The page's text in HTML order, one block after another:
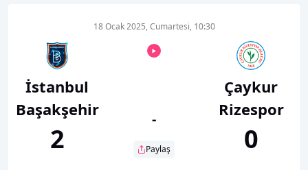
İstanbul
Başakşehir
2
18 Ocak 2025, Cumartesi, 10:30
-
Paylaş
Çaykur
Rizespor
0